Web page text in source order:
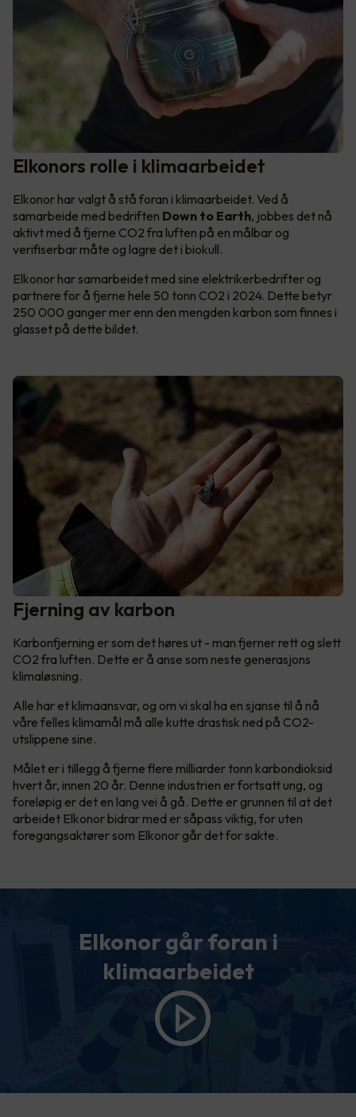
Elkonors rolle i klimaarbeidet
Elkonor har valgt å stå foran i klimaarbeidet. Ved å
samarbeide med bedriften Down to Earth, jobbes det nå
aktivt med å fjerne CO2 fra luften på en målbar og
verifiserbar måte og lagre det i biokull.
Elkonor har samarbeidet med sine elektrikerbedrifter og
partnere for å fjerne hele 50 tonn CO2 i 2024. Dette betyr
250 000 ganger mer enn den mengden karbon som finnes i
glasset på dette bildet.
Fjerning av karbon
Karbonfjerning er som det høres ut - man fjerner rett og slett
CO2 fra luften. Dette er å anse som neste generasjons
klimaløsning.
Alle har et klimaansvar, og om vi skal ha en sjanse til å nå
våre felles klimamål må alle kutte drastisk ned på CO2-
utslippene sine.
Målet er i tillegg å fjerne flere milliarder tonn karbondioksid
hvert år, innen 20 år. Denne industrien er fortsatt ung, og
foreløpig er det en lang vei å gå. Dette er grunnen til at det
arbeidet Elkonor bidrar med er såpass viktig, for uten
foregangsaktører som Elkonor går det for sakte.
Elkonor går foran i
klimaarbeidet